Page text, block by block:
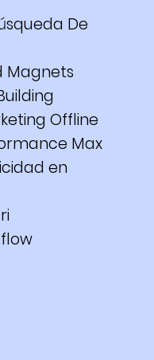
De
Magnets
Offline
Max
en